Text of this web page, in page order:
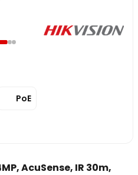
PoE
AcuSense, IR 30m,